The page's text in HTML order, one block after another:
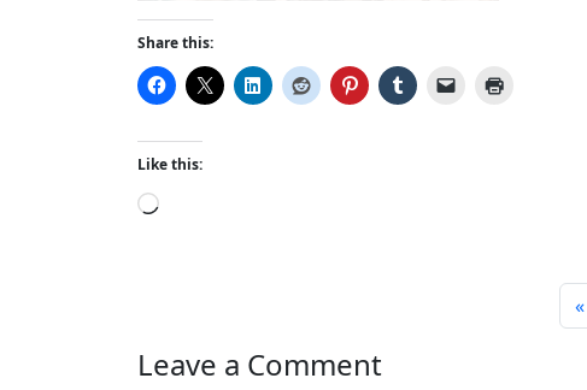
Share this:
Like this:
L
g
Leave a Comment